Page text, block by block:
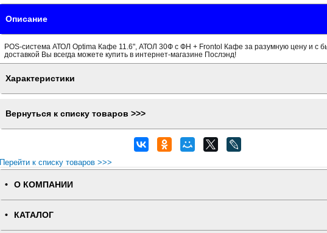
Описание
POS-система АТОЛ Optima Кафе 11.6", АТОЛ 30Ф с ФН + Frontol Кафе за разумную цену и с
доставкой Вы всегда можете купить в интернет-магазине Послэнд!
Характеристики
Вернуться к списку товаров >>>
Перейти к списку товаров >>>
О КОМПАНИИ
КАТАЛОГ